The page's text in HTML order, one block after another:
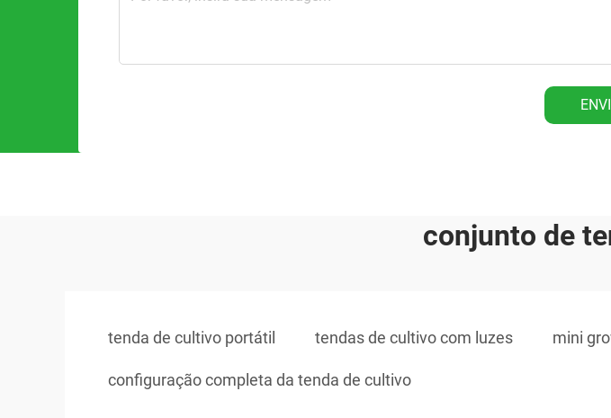
conjunto de
tenda de cultivo portátil tendas de cultivo com luzes mini
configuração completa da tenda de cultivo